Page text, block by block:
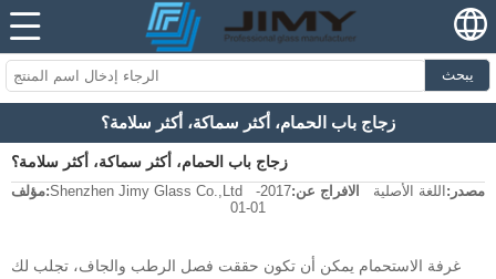
يبحث
زجاج باب الحمام، أكثر سماكة، أكثر سلامة؟
زجاج باب الحمام، أكثر سماكة، أكثر سلامة؟
مؤلف:Shenzhen Jimy Glass Co.,Ltd مصدر: اللغة الأصلية الافراج عن:
2017-
01-01
غرفة الاستحمام يمكن أن تكون حققت فصل الرطب والجاف، تجلب لك